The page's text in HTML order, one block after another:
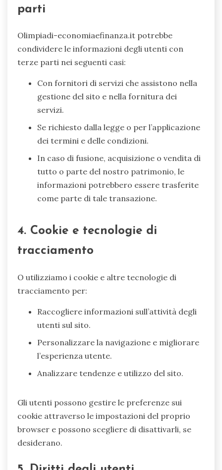
parti
Olimpiadi-economiaefinanza.it potrebbe
condividere le informazioni degli utenti con
terze parti nei seguenti casi:
Con fornitori di servizi che assistono nella
gestione del sito e nella fornitura dei
servizi.
Se richiesto dalla legge o per l’applicazione
dei termini e delle condizioni.
In caso di fusione, acquisizione o vendita di
tutto o parte del nostro patrimonio, le
informazioni potrebbero essere trasferite
come parte di tale transazione.
4. Cookie e tecnologie di
tracciamento
O utilizziamo i cookie e altre tecnologie di
tracciamento per:
Raccogliere informazioni sull’attività degli
utenti sul sito.
Personalizzare la navigazione e migliorare
l’esperienza utente.
Analizzare tendenze e utilizzo del sito.
Gli utenti possono gestire le preferenze sui
cookie attraverso le impostazioni del proprio
browser e possono scegliere di disattivarli, se
desiderano.